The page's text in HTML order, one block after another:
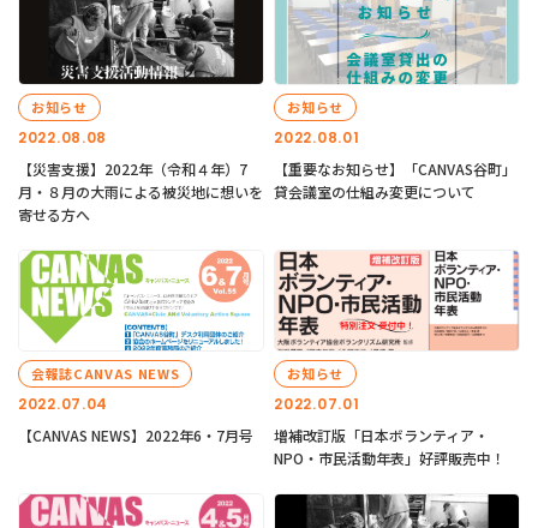
2022.08.08
お知らせ
【災害支援】2022年（令和４年）7
月・８月の大雨による被災地に想いを
寄せる方へ
2022.08.01
お知らせ
【重要なお知らせ】「CANVAS谷町」
貸会議室の仕組み変更について
2022.07.04
会報誌CANVAS NEWS
【CANVAS NEWS】2022年6・7月号
2022.07.01
お知らせ
増補改訂版「日本ボランティア・
NPO・市民活動年表」好評販売中！